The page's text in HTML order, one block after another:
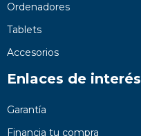
Ordenadores
Tablets
Accesorios
Enlaces de interés
Garantía
Financia tu compra